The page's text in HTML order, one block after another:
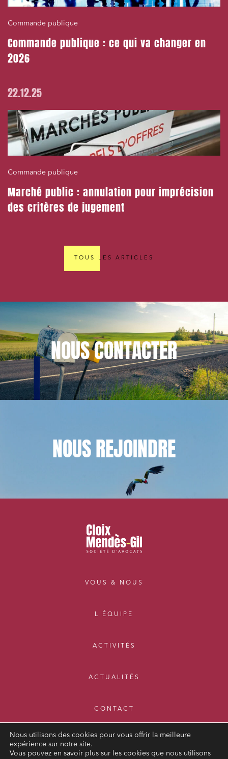
Commande publique
Commande publique : ce qui va changer en
2026
22.12.25
Commande publique
Marché public : annulation pour imprécision
des critères de jugement
TOUS LES ARTICLES
NOUSCONTACTER
NOUSREJOINDRE
VOUS & NOUS
L'ÉQUIPE
ACTIVITÉS
ACTUALITÉS
CONTACT
Nous utilisons des cookies pour vous offrir la meilleure
expérience sur notre site.
Vous pouvez en savoir plus sur les cookies que nous utilisons